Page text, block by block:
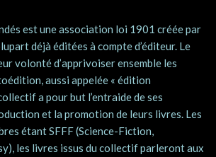
est une association loi 1901 créée par
déjà éditées à compte d’éditeur. Le
volonté d’apprivoiser ensemble les
aussi appelée « édition
a pour but l’entraide de ses
et la promotion de leurs livres. Les
étant SFFF (Science-Fiction,
les livres issus du collectif parleront aux